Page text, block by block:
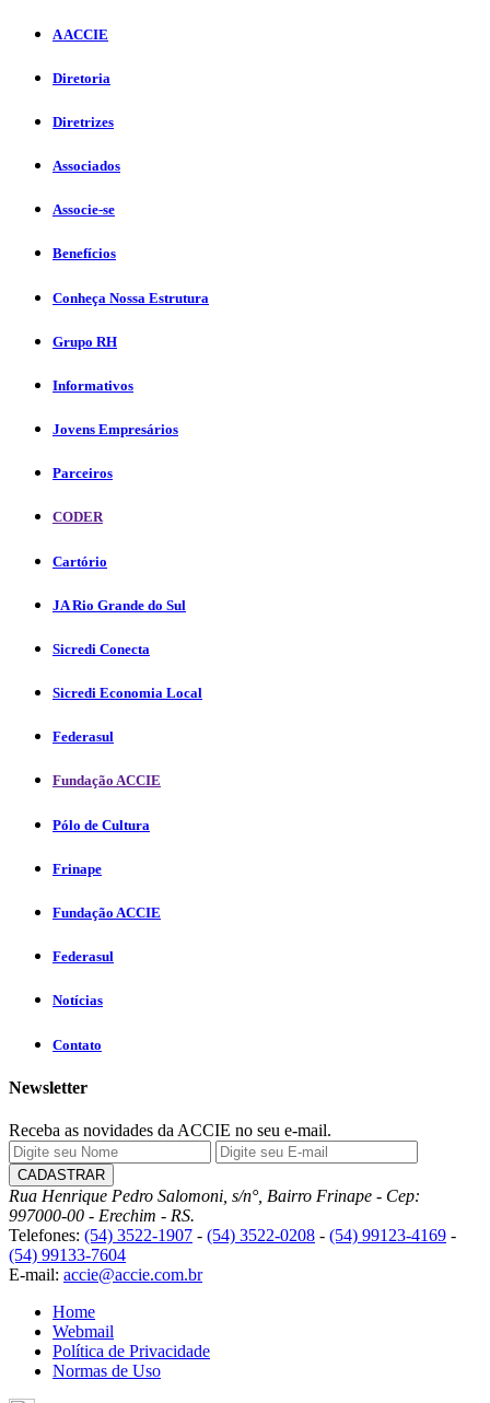
A ACCIE
Diretoria
Diretrizes
Associados
Associe-se
Benefícios
Conheça Nossa Estrutura
Grupo RH
Informativos
Jovens Empresários
Parceiros
CODER
Cartório
JA Rio Grande do Sul
Sicredi Conecta
Sicredi Economia Local
Federasul
Fundação ACCIE
Pólo de Cultura
Frinape
Fundação ACCIE
Federasul
Notícias
Contato
Newsletter
Receba as novidades da ACCIE no seu e-mail.
Rua Henrique Pedro Salomoni, s/n°, Bairro Frinape - Cep:
997000-00 - Erechim - RS.
Telefones: (54) 3522-1907 - (54) 3522-0208 - (54) 99123-4169 -
(54) 99133-7604
E-mail: accie@accie.com.br
Home
Webmail
Política de Privacidade
Normas de Uso